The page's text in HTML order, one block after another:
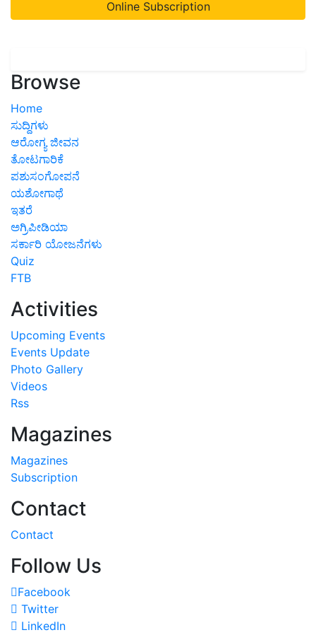
Online Subscription
Browse
Home
ಸುದ್ದಿಗಳು
ಆರೋಗ್ಯ ಜೀವನ
ತೋಟಗಾರಿಕೆ
ಪಶುಸಂಗೋಪನೆ
ಯಶೋಗಾಥೆ
ಇತರೆ
ಅಗ್ರಿಪೀಡಿಯಾ
ಸರ್ಕಾರಿ ಯೋಜನೆಗಳು
Quiz
FTB
Activities
Upcoming Events
Events Update
Photo Gallery
Videos
Rss
Magazines
Magazines
Subscription
Contact
Contact
Follow Us
Facebook
Twitter
LinkedIn